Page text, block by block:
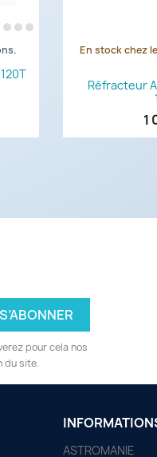

En stock chez
Réfracteur
1
pour cela nos
du site.
ASTROMANIE